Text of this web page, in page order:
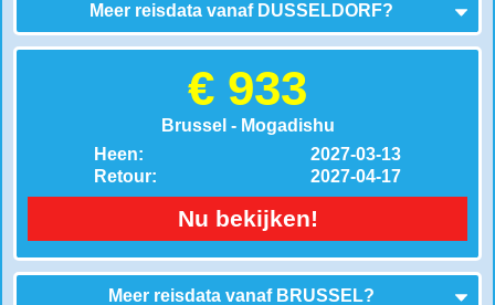
Meer reisdata vanaf DUSSELDORF?
€ 933
Brussel - Mogadishu
Heen:
Retour:
2027-03-13
2027-04-17
Nu bekijken!
Meer reisdata vanaf BRUSSEL?